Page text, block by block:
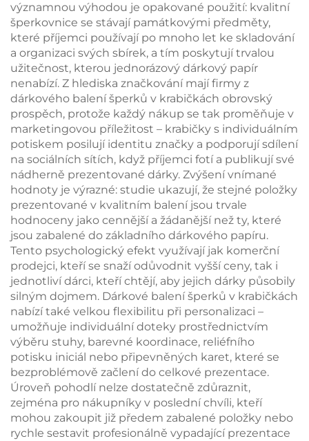
významnou výhodou je opakované použití: kvalitní
šperkovnice se stávají památkovými předměty,
které příjemci používají po mnoho let ke skladování
a organizaci svých sbírek, a tím poskytují trvalou
užitečnost, kterou jednorázový dárkový papír
nenabízí. Z hlediska značkování mají firmy z
dárkového balení šperků v krabičkách obrovský
prospěch, protože každý nákup se tak proměňuje v
marketingovou příležitost – krabičky s individuálním
potiskem posilují identitu značky a podporují sdílení
na sociálních sítích, když příjemci fotí a publikují své
nádherně prezentované dárky. Zvýšení vnímané
hodnoty je výrazné: studie ukazují, že stejné položky
prezentované v kvalitním balení jsou trvale
hodnoceny jako cennější a žádanější než ty, které
jsou zabalené do základního dárkového papíru.
Tento psychologický efekt využívají jak komerční
prodejci, kteří se snaží odůvodnit vyšší ceny, tak i
jednotliví dárci, kteří chtějí, aby jejich dárky působily
silným dojmem. Dárkové balení šperků v krabičkách
nabízí také velkou flexibilitu při personalizaci –
umožňuje individuální doteky prostřednictvím
výběru stuhy, barevné koordinace, reliéfního
potisku iniciál nebo připevněných karet, které se
bezproblémově začlení do celkové prezentace.
Úroveň pohodlí nelze dostatečně zdůraznit,
zejména pro nákupníky v poslední chvíli, kteří
mohou zakoupit již předem zabalené položky nebo
rychle sestavit profesionálně vypadající prezentace